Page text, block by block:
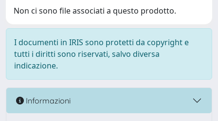
Non ci sono file associati a questo prodotto.
I documenti in IRIS sono protetti da copyright e
tutti i diritti sono riservati, salvo diversa
indicazione.
Informazioni